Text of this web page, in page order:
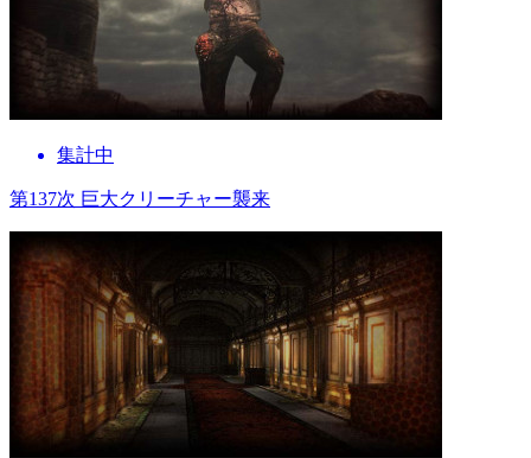
集計中
第137次 巨大クリーチャー襲来